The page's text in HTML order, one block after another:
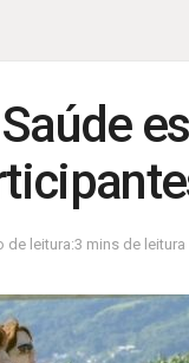
de leitura:3 mins de leitura